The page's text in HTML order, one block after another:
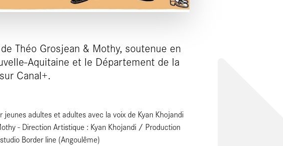
Théo Grosjean & Mothy, soutenue en
Aquitaine et le Département de la
Canal+.
jeunes adultes et adultes avec la voix de Kyan Khojandi
- Direction Artistique : Kyan Khojandi / Production
Border line (Angoulême)